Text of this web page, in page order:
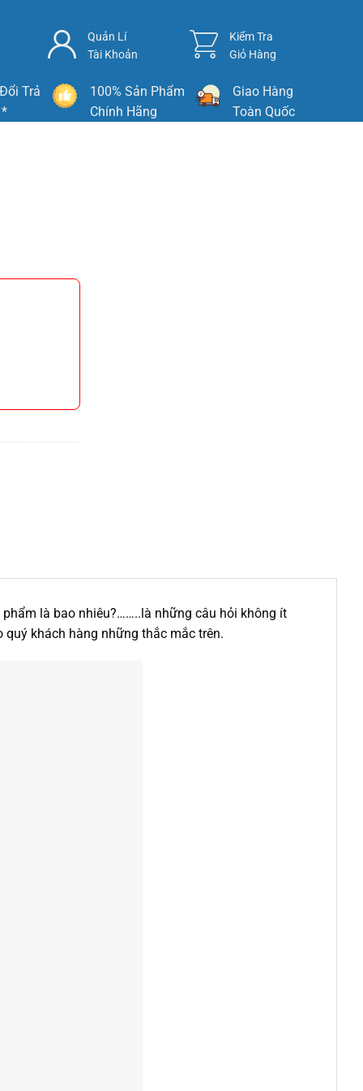
Quản Lí
Tài Khoản
Kiểm Tra
Giỏ Hàng
Trả
100% Sản Phẩm
Chính Hãng
Giao Hàng
Toàn Quốc
là bao nhiêu?……..là những câu hỏi không ít
khách hàng những thắc mắc trên.